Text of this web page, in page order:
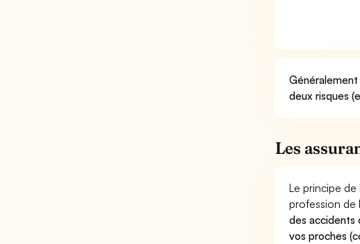
deux risques
Les
Le principe
profession de
des accidents
vos proches